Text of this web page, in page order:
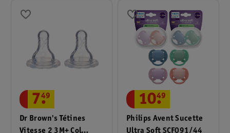
Dr Brown's Tétines
Vitesse 2 3M+ Col
7.
49
Philips Avent Sucette
Ultra Soft SCF091/44
10.
49